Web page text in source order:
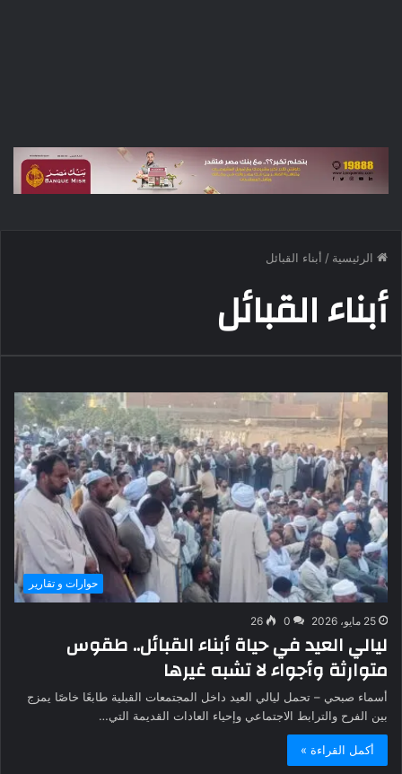
الرئيسية / أبناء القبائل
أبناء القبائل
حوارات و تقارير
25 مايو، 2026 0
26
ليالي العيد في حياة أبناء القبائل.. طقوس
متوارثة وأجواء لا تشبه غيرها
أسماء صبحي – تحمل ليالي العيد داخل المجتمعات القبلية طابعًا خاصًا يمزج
بين الفرح والترابط الاجتماعي وإحياء العادات القديمة التي…
أكمل القراءة »